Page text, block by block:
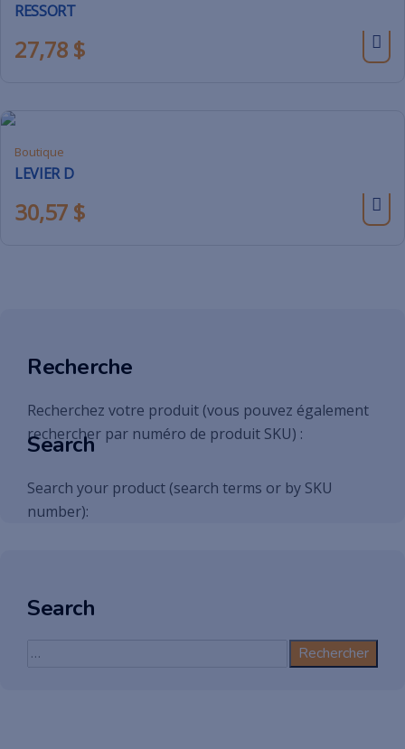
RESSORT
27,78 $
Boutique
LEVIER D
30,57 $
Recherche
Recherchez votre produit (vous pouvez également
rechercher par numéro de produit SKU) :
Search
Search your product (search terms or by SKU
number):
Search
Rechercher